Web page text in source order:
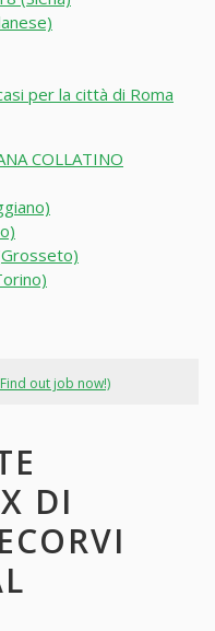
per la città di Roma
COLLATINO
out job now!)
DI